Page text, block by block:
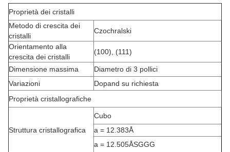
Proprietà dei cristalli
Metodo di crescita dei
cristalli
Czochralski
Orientamento alla
crescita dei cristalli
(100), (111)
Dimensione massima
Diametro di 3 pollici
Variazioni
Dopand su richiesta
Proprietà cristallografiche
Struttura cristallografica
Cubo
a = 12.383Å
a = 12.505ÅSGGG